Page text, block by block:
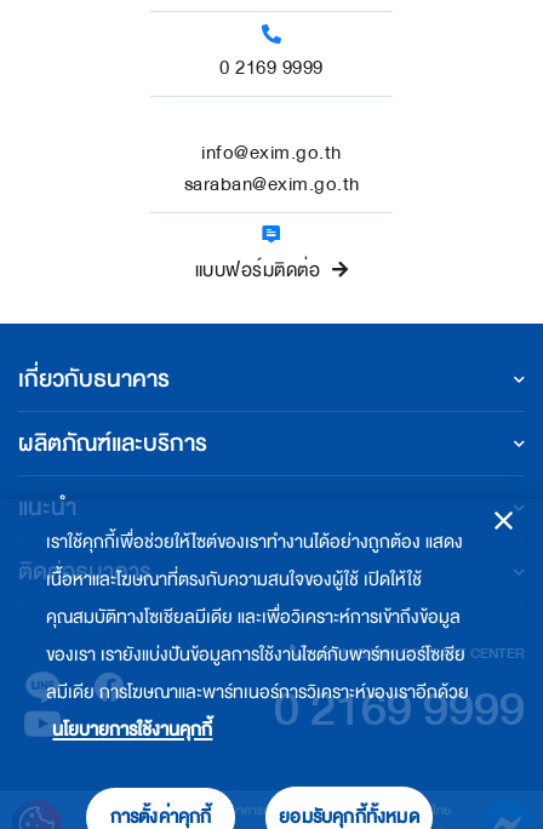
0 2169 9999
info@exim.go.th
saraban@exim.go.th
แบบฟอร์มติดต่อ
เกี่ยวกับธนาคาร
ผลิตภัณฑ์และบริการ
แนะนำ
ติดต่อธนาคาร
EXIM BANK CONTACT CENTER
0 2169 9999
© สงวนลิขสิทธิ์ พ.ศ. 2564 ธนาคารเพื่อการส่งออกและนำเข้าแห่งประเทศไทย
เราใช้คุกกี้เพื่อช่วยให้ไซต์ของเราทำงานได้อย่างถูกต้อง แสดง
เนื้อหาและโฆษณาที่ตรงกับความสนใจของผู้ใช้ เปิดให้ใช้
คุณสมบัติทางโซเชียลมีเดีย และเพื่อวิเคราะห์การเข้าถึงข้อมูล
ของเรา เรายังแบ่งปันข้อมูลการใช้งานไซต์กับพาร์ทเนอร์โซเชีย
ลมีเดีย การโฆษณาและพาร์ทเนอร์การวิเคราะห์ของเราอีกด้วย
นโยบายการใช้งานคุกกี้
การตั้งค่าคุกกี้ ยอมรับคุกกี้ทั้งหมด